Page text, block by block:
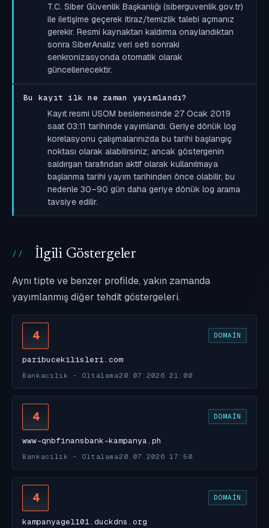
T.C. Siber Güvenlik Başkanlığı (siberguvenlik.gov.tr)
ile iletişime geçerek itiraz/temizlik talebi açmanız
gerekir. Resmi kaynaktan kaldırma onaylandıktan
sonra SiberAnaliz veri seti sonraki
senkronizasyonda otomatik olarak
güncellenecektir.
Bu kayıt ilk ne zaman yayımlandı?
Kayıt resmi USOM beslemesinde 27 Ocak 2019
saat 03:11 tarihinde yayımlandı. Geriye dönük log
korelasyonu çalışmalarınızda bu tarihi başlangıç
noktası olarak alabilirsiniz; ancak göstergenin
saldırgan tarafından aktif olarak kullanılmaya
başlanma tarihi yayım tarihinden önce olabilir, bu
nedenle 30–90 gün daha geriye dönük log arama
tavsiye edilir.
İlgili Göstergeler
Aynı tipte ve benzer profilde, yakın zamanda
yayımlanmış diğer tehdit göstergeleri.
4 DOMAIN
paribucekilisleri.com
Bankacılık - Oltalama20.07.2026 21:00
4 DOMAIN
www-qnbfinansbank-kampanya.ph
Bankacılık - Oltalama20.07.2026 17:50
4 DOMAIN
kampanyagel101.duckdns.org